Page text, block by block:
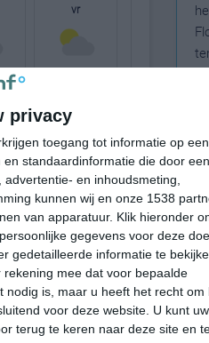
privacy
toegang tot informatie op
standaardinformatie die door
en inhoudsmeting,
kunnen wij en onze 1538
van apparatuur. Klik hieronder
gegevens voor deze
gedetailleerde informatie te
rekening mee dat voor bepaalde
is, maar u heeft het recht om
voor deze website. U kunt uw
terug te keren naar deze site en
vr
24°C
04:00
04:00
OZO 1